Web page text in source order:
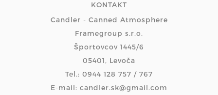
KONTAKT
Candler - Canned Atmosphere
Framegroup s.r.o.
Športovcov 1445/6
05401, Levoča
Tel.: 0944 128 757 / 767
E-mail: candler.sk@gmail.com